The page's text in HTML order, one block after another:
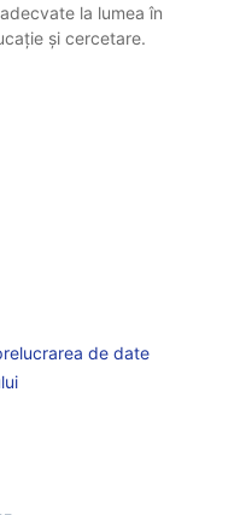
la lumea în
și cercetare.
de date